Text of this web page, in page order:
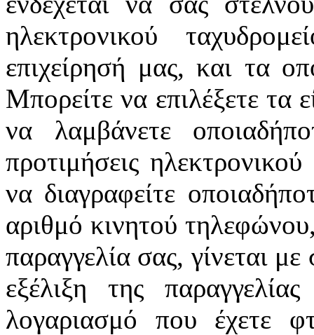
ηλεκτρονικού
επιχείρησή μας, και τα
Μπορείτε να επιλέξετε τα
να λαμβάνετε
προτιμήσεις
να διαγραφείτε
αριθμό κινητού
παραγγελία σας, γίνεται
εξέλιξη της
λογαριασμό που έχετε